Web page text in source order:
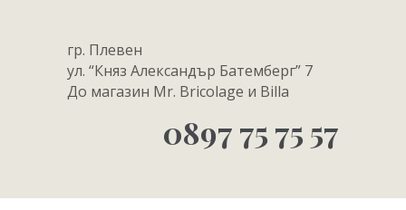
гр. Плевен
ул. “Княз Александър Батемберг” 7
До магазин Mr. Bricolage и Billa
0897 75 75 57